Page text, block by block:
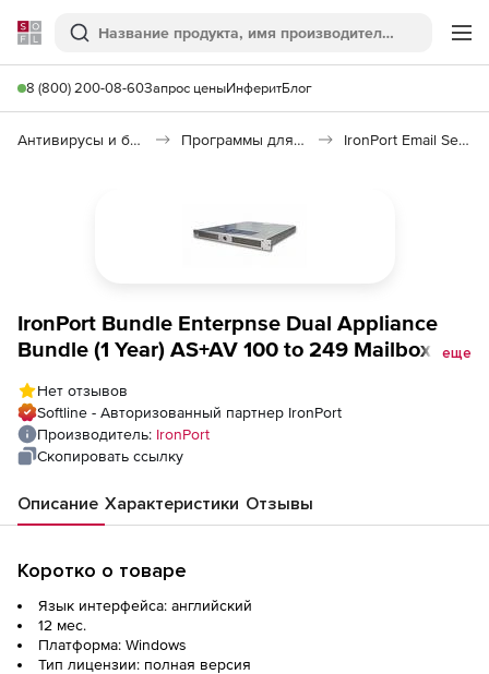
Softline
Поиск
8 (800) 200-08-60Запрос ценыИнферитБлог
Антивирусы и безопасность Программы для защиты информации IronPort Email Security
IronPort Bundle Enterpnse Dual Appliance
Bundle (1 Year) AS+AV 100 to 249 Mailboxes,
Year) AS+AV 100 to 249 Mailboxes
еще
Нет отзывов
Softline - Авторизованный партнер IronPort
Производитель: IronPort
Скопировать ссылку
Описание Характеристики Отзывы
Коротко о товаре
Язык интерфейса: английский
12 мес.
Платформа: Windows
Тип лицензии: полная версия